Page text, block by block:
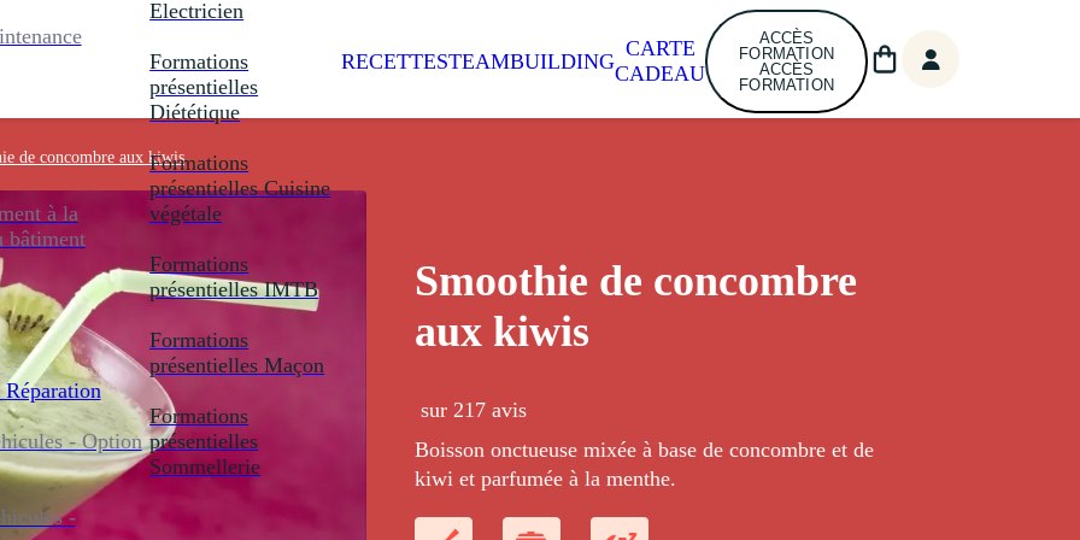
à la
bâtiment
- Option
-
Electricien
Formations
présentielles
Diététique
Formations
présentielles Cuisine
végétale
Formations
présentielles IMTB
Formations
présentielles Maçon
Formations
présentielles
Sommellerie
RECETTESTEAMBUILDING
CARTE
CADEAU
ACCÈS
FORMATION
ACCÈS
FORMATION
de concombre aux kiwis
Smoothie de concombre
aux kiwis
sur 217 avis
Boisson onctueuse mixée à base de concombre et de
kiwi et parfumée à la menthe.